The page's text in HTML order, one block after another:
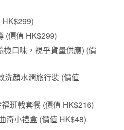
HK$299)
(價值 HK$299)
機口味，視乎貨量供應) (價
洗顏水潤旅行裝 (價值
班戟套餐 (價值 HK$216)
奇小禮盒 (價值 HK$48)